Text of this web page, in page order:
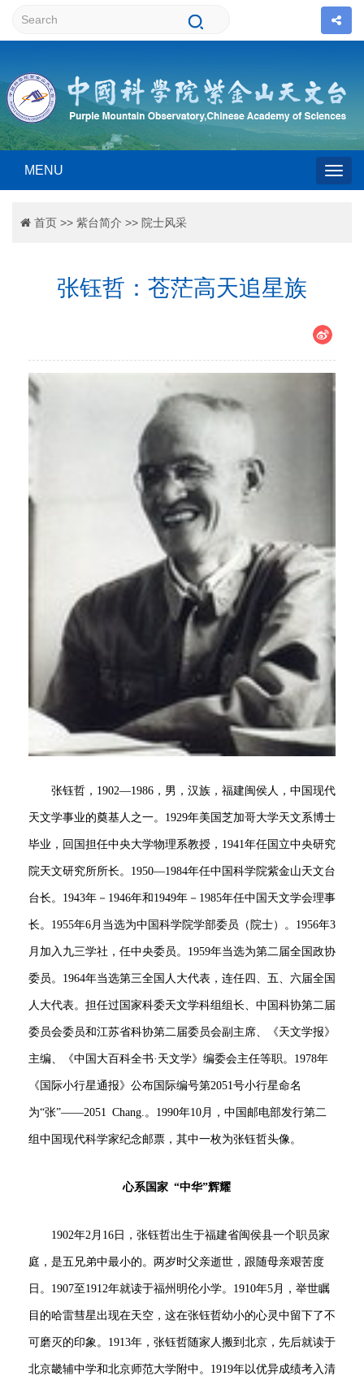
MENU
首页 >> 紫台简介 >> 院士风采
张钰哲：苍茫高天追星族
张钰哲，1902—1986，男，汉族，福建闽侯人，中国现代
天文学事业的奠基人之一。1929年美国芝加哥大学天文系博士
毕业，回国担任中央大学物理系教授，1941年任国立中央研究
院天文研究所所长。1950—1984年任中国科学院紫金山天文台
台长。1943年－1946年和1949年－1985年任中国天文学会理事
长。1955年6月当选为中国科学院学部委员（院士）。1956年3
月加入九三学社，任中央委员。1959年当选为第二届全国政协
委员。1964年当选第三全国人大代表，连任四、五、六届全国
人大代表。担任过国家科委天文学科组组长、中国科协第二届
委员会委员和江苏省科协第二届委员会副主席、《天文学报》
主编、《中国大百科全书·天文学》编委会主任等职。1978年
《国际小行星通报》公布国际编号第2051号小行星命名
为“张”——2051 Chang.。1990年10月，中国邮电部发行第二
组中国现代科学家纪念邮票，其中一枚为张钰哲头像。
心系国家 “中华”辉耀
1902年2月16日，张钰哲出生于福建省闽侯县一个职员家
庭，是五兄弟中最小的。两岁时父亲逝世，跟随母亲艰苦度
日。1907至1912年就读于福州明伦小学。1910年5月，举世瞩
目的哈雷彗星出现在天空，这在张钰哲幼小的心灵中留下了不
可磨灭的印象。1913年，张钰哲随家人搬到北京，先后就读于
北京畿辅中学和北京师范大学附中。1919年以优异成绩考入清